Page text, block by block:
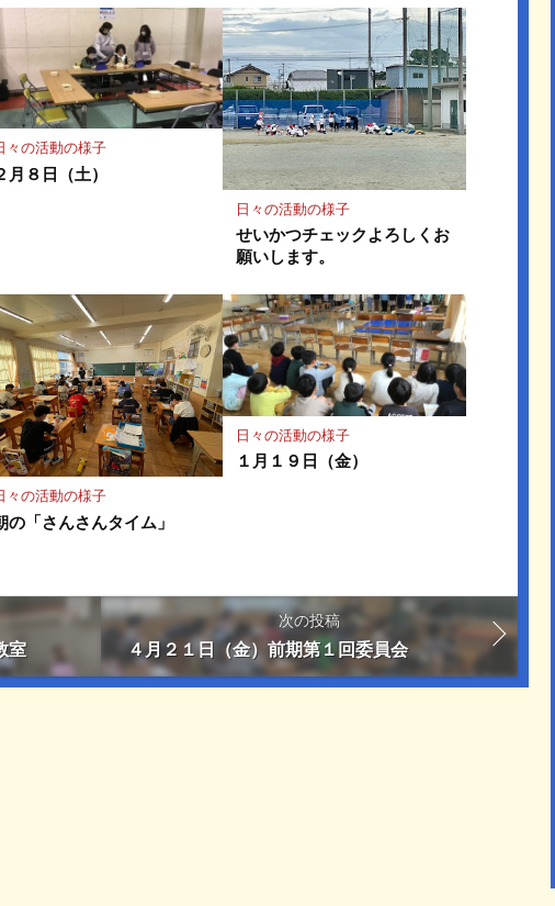
々の活動の様子
月８日（土）
日々の活動の様子
せいかつチェックよろしくお
願いします。
々の活動の様子
の「さんさんタイム」
日々の活動の様子
１月１９日（金）
室
次の投稿
４月２１日（金）前期第１回委員会